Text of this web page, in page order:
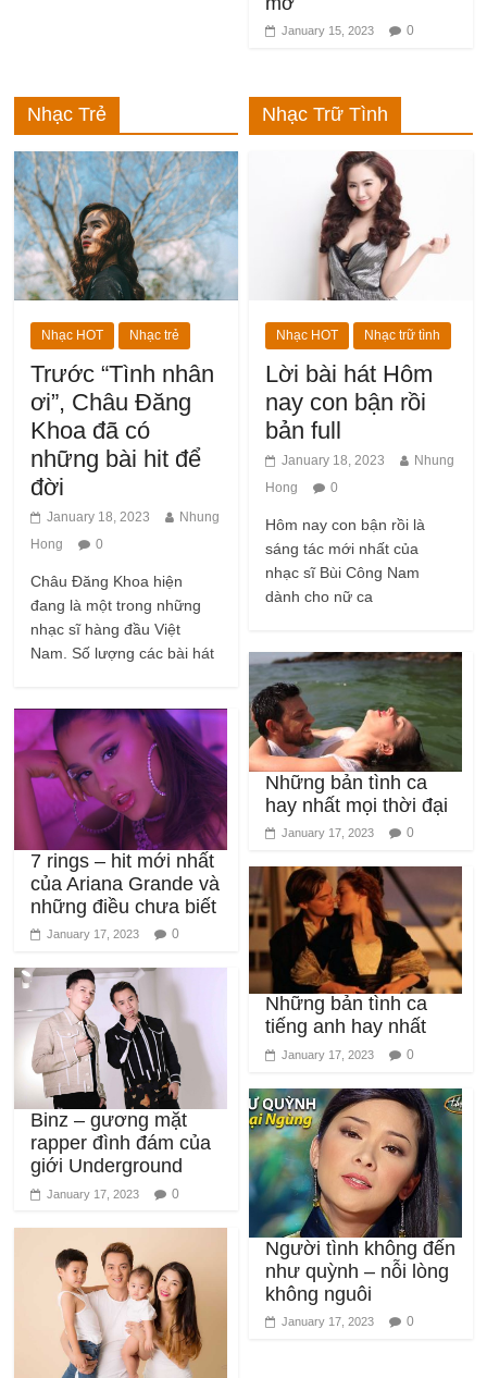
Nhạc HOT Nhạc trẻ
Trước “Tình nhân
ơi”, Châu Đăng
Khoa đã có
những bài hit để
đời
January 18, 2023
Châu Đăng Khoa hiện
nhạc sĩ hàng đầu Việt
Nam. Số lượng các bài hát
7 rings – hit mới nhất
của Ariana Grande và
những điều chưa biết
January 17, 2023 0
Binz – gương mặt
rapper đình đám của
giới Underground
January 17, 2023 0
Đăng Khôi – gương
Nhạc HOT Nhạc trữ tình
Lời bài hát Hôm
nay con bận rồi
bản full
January 18, 2023
Hôm nay con bận rồi là
nhạc sĩ Bùi Công Nam
dành cho nữ ca
Những bản tình ca
hay nhất mọi thời đại
January 17, 2023 0
Những bản tình ca
tiếng anh hay nhất
January 17, 2023 0
Người tình không đến
như quỳnh – nỗi lòng
không nguôi
January 17, 2023 0